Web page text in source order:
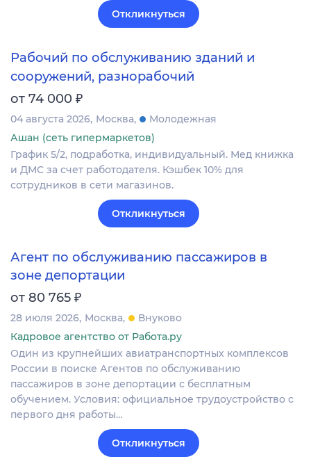
Откликнуться
Рабочий по обслуживанию зданий и
сооружений, разнорабочий
от 74 000 ₽
04 августа 2026 Москва
Молодежная
Ашан (сеть гипермаркетов)
График 5/2, подработка, индивидуальный. Мед книжка
и ДМС за счет работодателя. Кэшбек 10% для
сотрудников в сети магазинов.
Откликнуться
Агент по обслуживанию пассажиров в
зоне депортации
от 80 765 ₽
28 июля 2026 Москва
Внуково
Кадровое агентство от Работа.ру
Один из крупнейших авиатранспортных комплексов
России в поиске Агентов по обслуживанию
пассажиров в зоне депортации с бесплатным
обучением. Условия: официальное трудоустройство с
первого дня работы…
Откликнуться